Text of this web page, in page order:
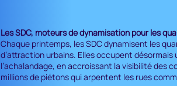
Les SDC, moteurs de dynamisation pour les
Chaque printemps, les SDC dynamisent les
d’attraction urbains. Elles occupent
l’achalandage, en accroissant la visibilité des
millions de piétons qui arpentent les rues